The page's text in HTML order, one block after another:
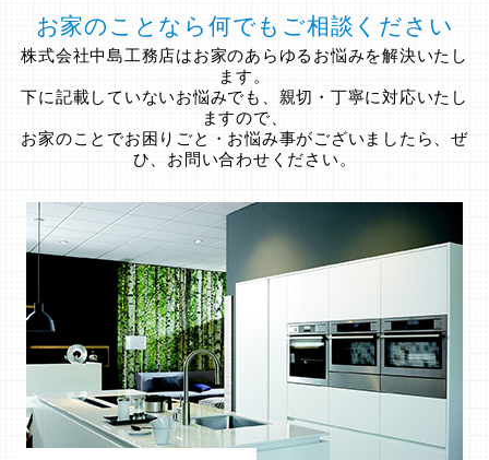
お家のことなら何でもご相談ください
株式会社中島工務店はお家のあらゆるお悩みを解決いたし
ます。
下に記載していないお悩みでも、親切・丁寧に対応いたし
ますので、
お家のことでお困りごと・お悩み事がございましたら、ぜ
ひ、お問い合わせください。